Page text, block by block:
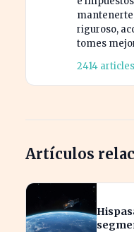
riguroso,
tomes
2414
Artículos